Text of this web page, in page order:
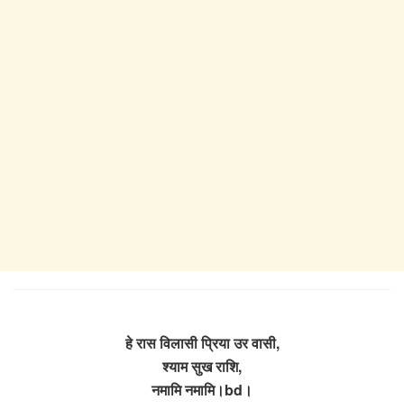
हे रास विलासी प्रिया उर वासी,
श्याम सुख राशि,
नमामि नमामि।bd।